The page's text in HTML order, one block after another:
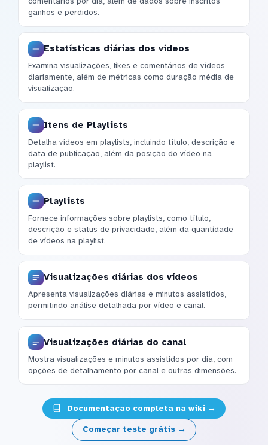
ganhos e perdidos.
Estatísticas diárias dos vídeos
Examina visualizações, likes e comentários de vídeos
diariamente, além de métricas como duração média de
visualização.
Itens de Playlists
Detalha vídeos em playlists, incluindo título, descrição e
data de publicação, além da posição do vídeo na
playlist.
Playlists
Fornece informações sobre playlists, como título,
descrição e status de privacidade, além da quantidade
de vídeos na playlist.
Visualizações diárias dos vídeos
Apresenta visualizações diárias e minutos assistidos,
permitindo análise detalhada por vídeo e canal.
Visualizações diárias do canal
Mostra visualizações e minutos assistidos por dia, com
opções de detalhamento por canal e outras dimensões.
Documentação completa na wiki →
Começar teste grátis →